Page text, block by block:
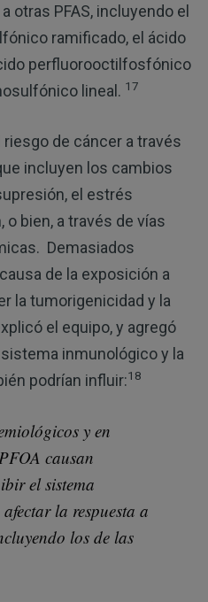
otras PFAS, incluyendo el
ramificado, el ácido
perfluorooctilfosfónico
lineal. 17
riesgo de cáncer a través
incluyen los cambios
el estrés
o bien, a través de vías
Demasiados
de la exposición a
la tumorigenicidad y la
el equipo, y agregó
inmunológico y la
podrían influir:18
y en
causan
el sistema
la respuesta a
los de las